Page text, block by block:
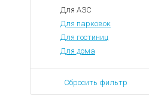
Для АЗС
Для парковок
Для гостиниц
Для дома
Сбросить фильтр